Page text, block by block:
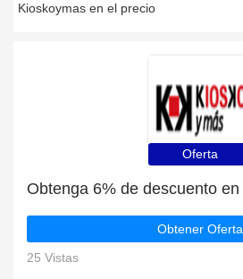
Kioskoymas en el precio
Oferta
Obtener Oferta
25 Vistas